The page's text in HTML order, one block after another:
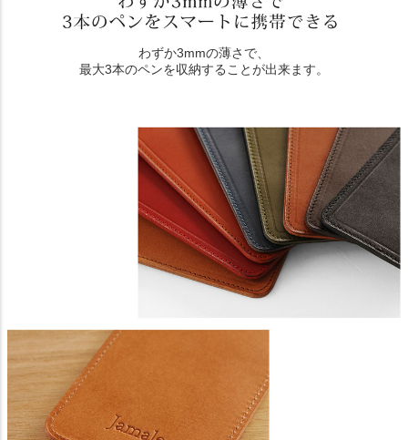
わずか3mmの薄さで、
最大3本のペンを収納することが出来ます。